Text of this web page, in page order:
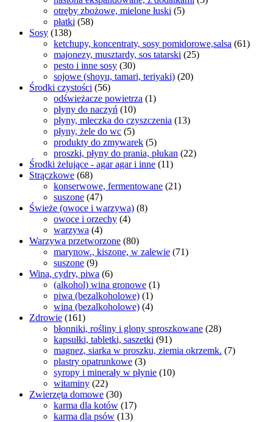
otręby zbożowe, mielone łuski (5)
płatki (58)
Sosy (138)
ketchupy, koncentraty, sosy pomidorowe,salsa (61)
majonezy, musztardy, sos tatarski (25)
pesto i inne sosy (30)
sojowe (shoyu, tamari, teriyaki) (20)
Środki czystości (56)
odświeżacze powietrza (1)
płyny do naczyń (10)
płyny, mleczka do czyszczenia (13)
płyny, żele do wc (5)
produkty do zmywarek (5)
proszki, płyny do prania, płukan (22)
Środki żelujące - agar agar i inne (11)
Strączkowe (68)
konserwowe, fermentowane (21)
suszone (47)
Świeże (owoce i warzywa) (8)
owoce i orzechy (4)
warzywa (4)
Warzywa przetworzone (80)
marynow., kiszone, w zalewie (71)
suszone (9)
Wina, cydry, piwa (6)
(alkohol) wina gronowe (1)
piwa (bezalkoholowe) (1)
wina (bezalkoholowe) (4)
Zdrowie (161)
błonniki, rośliny i glony sproszkowane (28)
kapsułki, tabletki, saszetki (91)
magnez, siarka w proszku, ziemia okrzemk. (7)
plastry opatrunkowe (3)
syropy i minerały w płynie (10)
witaminy (22)
Zwierzęta domowe (30)
karma dla kotów (17)
karma dla psów (13)